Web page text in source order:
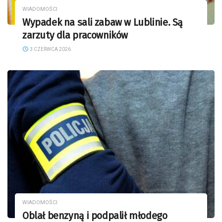
WIADOMOŚCI
Wypadek na sali zabaw w Lublinie. Są
zarzuty dla pracowników
3 CZERWCA 2026
WIADOMOŚCI
Oblał benzyną i podpalił młodego